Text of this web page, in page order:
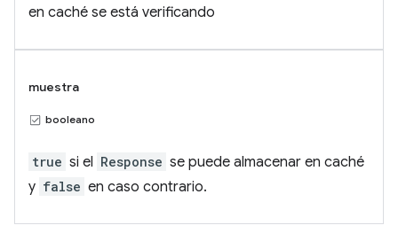
en caché se está verificando
muestra
booleano
true si el Response se puede almacenar en caché
y false en caso contrario.